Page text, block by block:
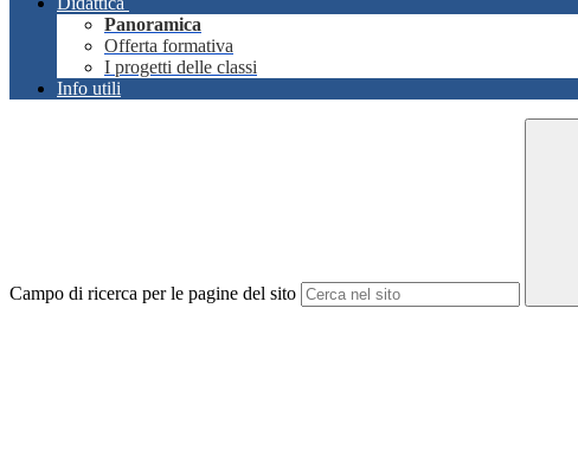
Panoramica
Offerta formativa
I progetti delle classi
Info utili
Campo di ricerca per le pagine del sito